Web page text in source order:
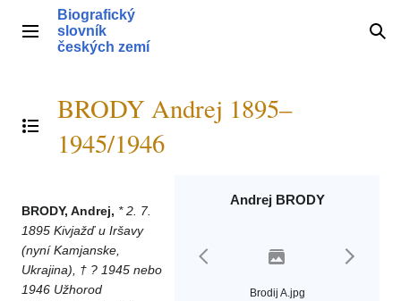
obsahHlavní menu
Biografický
slovník
českých zemí
Přepnout obsah
BRODY Andrej 1895–
1945/1946
Andrej BRODY
Brodij A.jpg
BRODY, Andrej, * 2. 7.
1895 Kivjažď u Iršavy
(nyní Kamjanske,
Ukrajina), † ? 1945 nebo
1946 Užhorod